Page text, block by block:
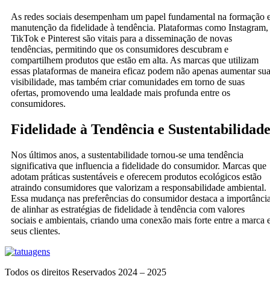
As redes sociais desempenham um papel fundamental na formação
manutenção da fidelidade à tendência. Plataformas como Instagram,
TikTok e Pinterest são vitais para a disseminação de novas
tendências, permitindo que os consumidores descubram e
compartilhem produtos que estão em alta. As marcas que utilizam
essas plataformas de maneira eficaz podem não apenas aumentar sua
visibilidade, mas também criar comunidades em torno de suas
ofertas, promovendo uma lealdade mais profunda entre os
consumidores.
Fidelidade à Tendência e Sustentabilidade
Nos últimos anos, a sustentabilidade tornou-se uma tendência
significativa que influencia a fidelidade do consumidor. Marcas que
adotam práticas sustentáveis e oferecem produtos ecológicos estão
atraindo consumidores que valorizam a responsabilidade ambiental.
Essa mudança nas preferências do consumidor destaca a
de alinhar as estratégias de fidelidade à tendência com valores
sociais e ambientais, criando uma conexão mais forte entre a marca
seus clientes.
Todos os direitos Reservados 2024 – 2025